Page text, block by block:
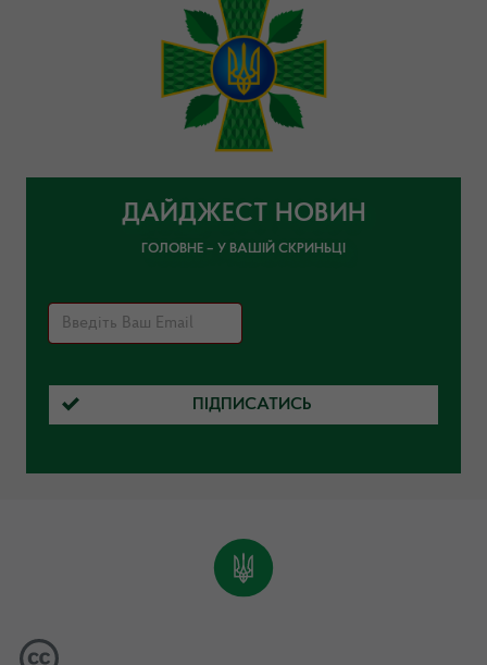
ДАЙДЖЕСТ НОВИН
ГОЛОВНЕ – У ВАШІЙ СКРИНЬЦІ
ПІДПИСАТИСЬ